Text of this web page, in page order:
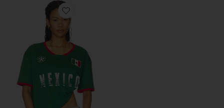
Favorite SOCCER JERSEY Tシャツ